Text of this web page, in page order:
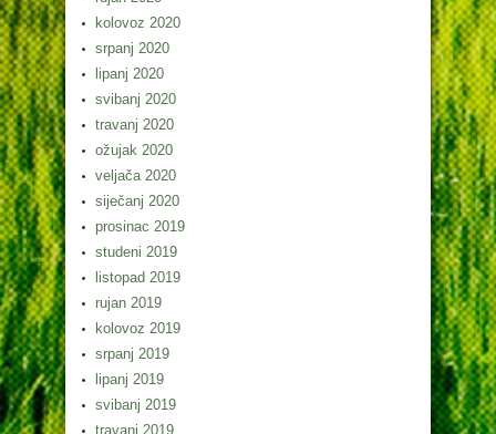
kolovoz 2020
srpanj 2020
lipanj 2020
svibanj 2020
travanj 2020
ožujak 2020
veljača 2020
siječanj 2020
prosinac 2019
studeni 2019
listopad 2019
rujan 2019
kolovoz 2019
srpanj 2019
lipanj 2019
svibanj 2019
travanj 2019